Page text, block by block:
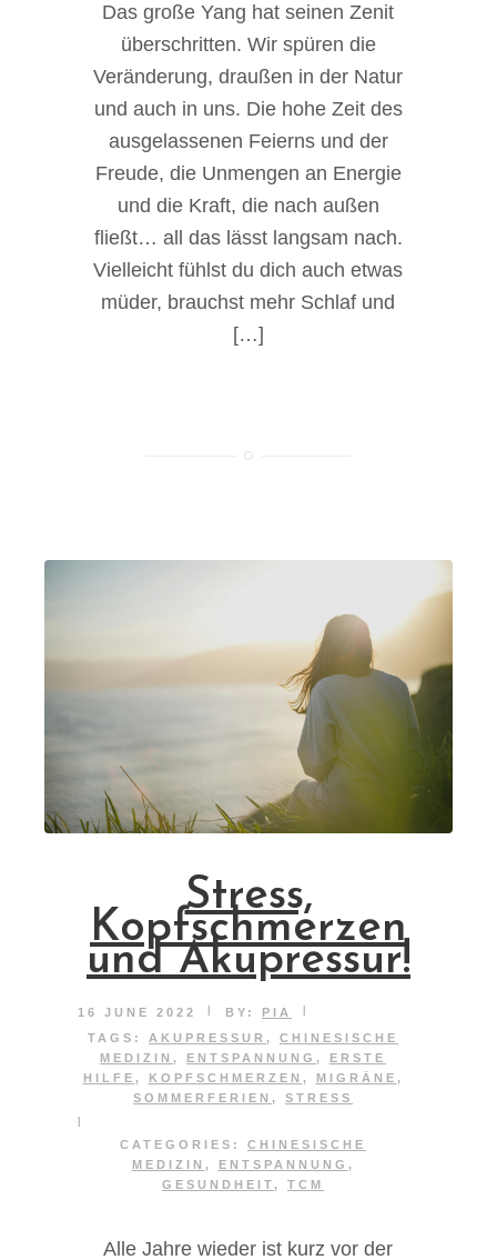
Das große Yang hat seinen Zenit
überschritten. Wir spüren die
Veränderung, draußen in der Natur
und auch in uns. Die hohe Zeit des
ausgelassenen Feierns und der
Freude, die Unmengen an Energie
und die Kraft, die nach außen
fließt… all das lässt langsam nach.
Vielleicht fühlst du dich auch etwas
müder, brauchst mehr Schlaf und
[…]
Stress,
Kopfschmerzen
und Akupressur!
16 JUNE 2022 BY: PIA
TAGS: AKUPRESSUR , CHINESISCHE
MEDIZIN , ENTSPANNUNG , ERSTE
HILFE , KOPFSCHMERZEN , MIGRÄNE ,
SOMMERFERIEN , STRESS
CATEGORIES: CHINESISCHE
MEDIZIN , ENTSPANNUNG ,
GESUNDHEIT , TCM
Alle Jahre wieder ist kurz vor der